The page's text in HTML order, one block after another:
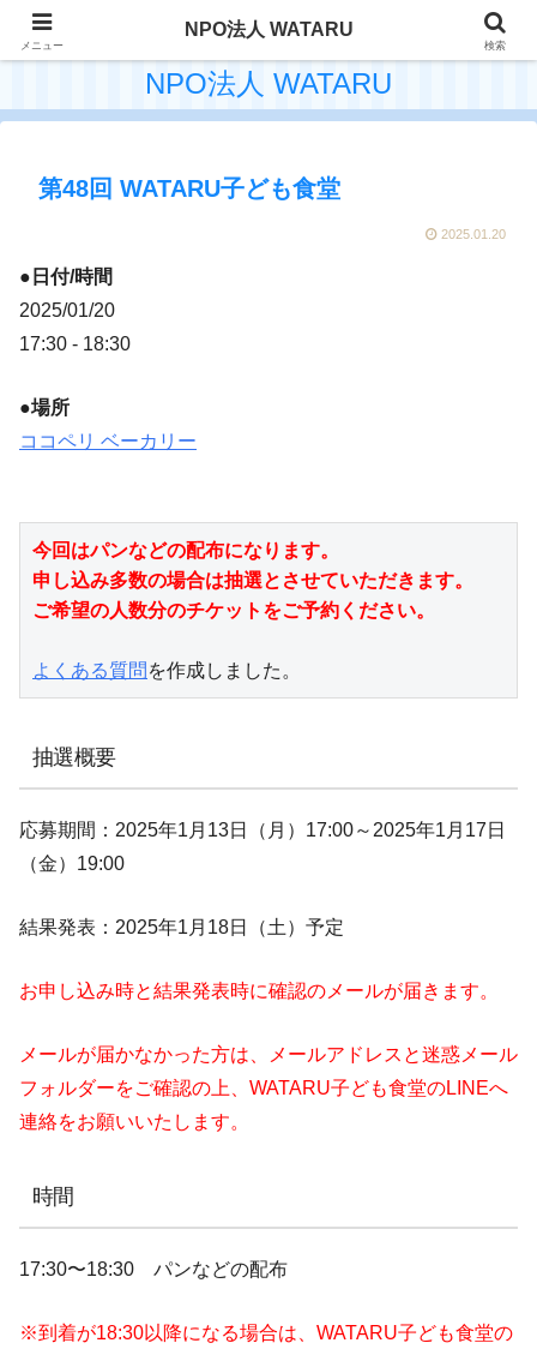
NPO法人 WATARU
第48回 WATARU子ども食堂
2025.01.20
●日付/時間
2025/01/20
17:30 - 18:30
●場所
ココペリ ベーカリー
今回はパンなどの配布になります。
申し込み多数の場合は抽選とさせていただきます。
ご希望の人数分のチケットをご予約ください。
よくある質問を作成しました。
抽選概要
応募期間：2025年1月13日（月）17:00～2025年1月17日
（金）19:00
結果発表：2025年1月18日（土）予定
お申し込み時と結果発表時に確認のメールが届きます。
メールが届かなかった方は、メールアドレスと迷惑メール
フォルダーをご確認の上、WATARU子ども食堂のLINEへ
連絡をお願いいたします。
時間
17:30〜18:30 パンなどの配布
※到着が18:30以降になる場合は、WATARU子ども食堂の
メニュー
NPO法人 WATARU
検索